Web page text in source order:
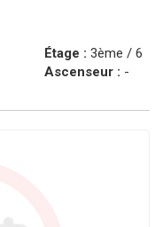
Étage : 3ème / 6
Ascenseur : -